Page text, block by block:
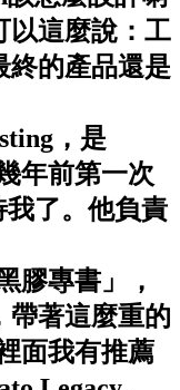
以這麼說：工
終的產品還是
，是
年前第一次
了。他負責
膠專書」，
帶著這麼重的
面我有推薦